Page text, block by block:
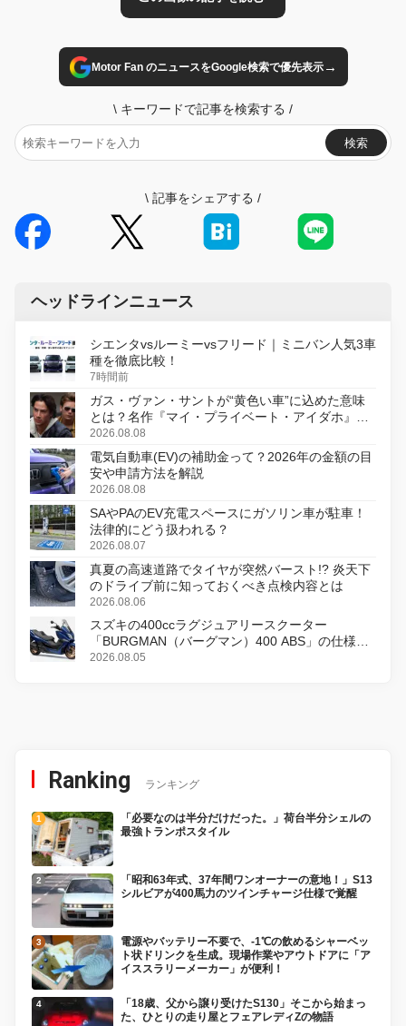
Motor Fan のニュースをGoogle検索で優先表示→
\ キーワードで記事を検索する /
検索
\ 記事をシェアする /
ヘッドラインニュース
シエンタvsルーミーvsフリード｜ミニバン人気3車
種を徹底比較！
7時間前
ガス・ヴァン・サントが“黄色い車”に込めた意味
とは？名作『マイ・プライベート・アイダホ』が
初のデジタルリマスター版で復活
2026.08.08
電気自動車(EV)の補助金って？2026年の金額の目
安や申請方法を解説
2026.08.08
SAやPAのEV充電スペースにガソリン車が駐車！
法律的にどう扱われる？
2026.08.07
真夏の高速道路でタイヤが突然バースト!? 炎天下
のドライブ前に知っておくべき点検内容とは
2026.08.06
スズキの400ccラグジュアリースクーター
「BURGMAN（バーグマン）400 ABS」の仕様を
変更し、8月18日に発売
2026.08.05
Ranking ランキング
「必要なのは半分だけだった。」荷台半分シェルの
最強トランポスタイル
「昭和63年式、37年間ワンオーナーの意地！」S13
シルビアが400馬力のツインチャージ仕様で覚醒
電源やバッテリー不要で、-1℃の飲めるシャーベッ
ト状ドリンクを生成。現場作業やアウトドアに「ア
イススラリーメーカー」が便利！
「18歳、父から譲り受けたS130」そこから始まっ
た、ひとりの走り屋とフェアレディZの物語